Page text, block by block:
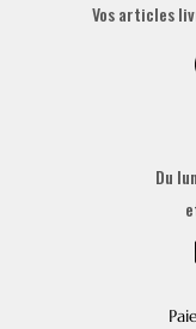
Vos articles
Du